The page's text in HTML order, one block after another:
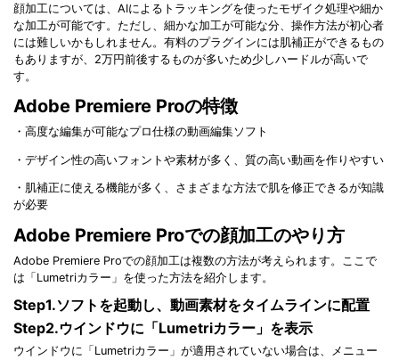
顔加工については、AIによるトラッキングを使ったモザイク処理や細か
な加工が可能です。ただし、細かな加工が可能な分、操作方法が初心者
には難しいかもしれません。有料のプラグインには肌補正ができるもの
もありますが、2万円前後するものが多いため少しハードルが高いで
す。
Adobe Premiere Proの特徴
・高度な編集が可能なプロ仕様の動画編集ソフト
・デザイン性の高いフォントや素材が多く、質の高い動画を作りやすい
・肌補正に使える機能が多く、さまざまな方法で肌を修正できるが知識
が必要
Adobe Premiere Proでの顔加工のやり方
Adobe Premiere Proでの顔加工は複数の方法が考えられます。ここで
は「Lumetriカラー」を使った方法を紹介します。
Step1.ソフトを起動し、動画素材をタイムラインに配置
Step2.ウインドウに「Lumetriカラー」を表示
ウインドウに「Lumetriカラー」が適用されていない場合は、メニュー